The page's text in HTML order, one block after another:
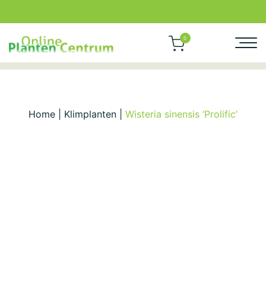
0
Home Klimplanten Wisteria sinensis ‘Prolific’